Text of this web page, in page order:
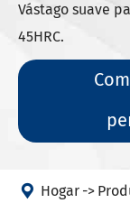
Vástago suave
45HRC.
 Hogar